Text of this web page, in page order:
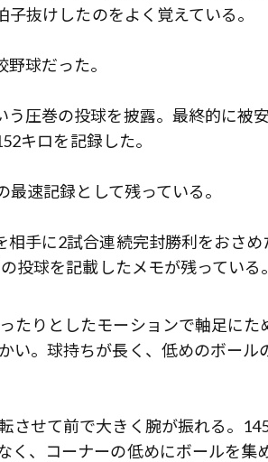
抜けしたのをよく覚えている。
球だった。
圧巻の投球を披露。最終的に被
キロを記録した。
速記録として残っている。
手に2試合連続完封勝利をおさめ
投球を記載したメモが残っている。
たりとしたモーションで軸足にた
い。球持ちが長く、低めのボール
させて前で大きく腕が振れる。
く、コーナーの低めにボールを集